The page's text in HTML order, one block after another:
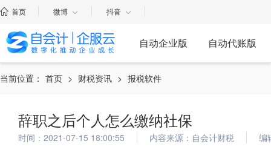
首页 微博 抖音
自动企业版 自动代账版
当前位置： 首页 > 财税资讯 > 报税软件
辞职之后个人怎么缴纳社保
时间：2021-07-15 18:00:55 内容来源：自会计财税 编